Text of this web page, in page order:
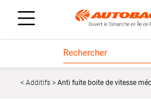
Additifs Anti fuite boite de vitesse